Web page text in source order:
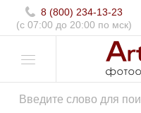
8 (800) 234-13-23
(c 07:00 до 20:00 по мск)